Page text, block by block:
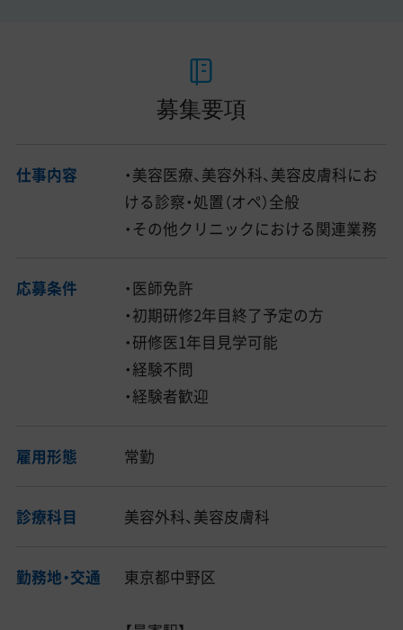
募集要項
仕事内容
・美容医療、美容外科、美容皮膚科にお
ける診察・処置（オペ）全般
・その他クリニックにおける関連業務
応募条件
・医師免許
・初期研修2年目終了予定の方
・研修医1年目見学可能
・経験不問
・経験者歓迎
雇用形態 常勤
診療科目 美容外科、美容皮膚科
勤務地・交通 東京都中野区